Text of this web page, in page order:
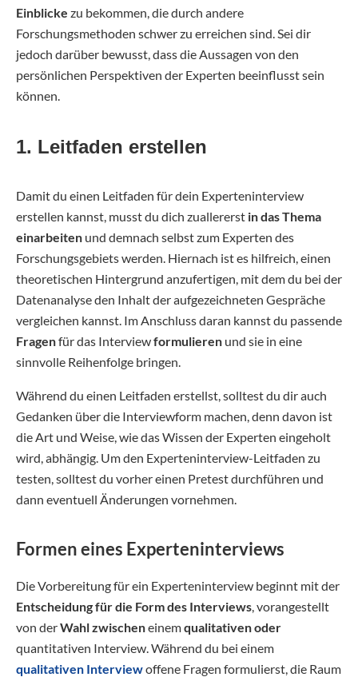
Einblicke zu bekommen, die durch andere
Forschungsmethoden schwer zu erreichen sind. Sei dir
jedoch darüber bewusst, dass die Aussagen von den
persönlichen Perspektiven der Experten beeinflusst sein
können.
1. Leitfaden erstellen
Damit du einen Leitfaden für dein Experteninterview
erstellen kannst, musst du dich zuallererst in das Thema
einarbeiten und demnach selbst zum Experten des
Forschungsgebiets werden. Hiernach ist es hilfreich, einen
theoretischen Hintergrund anzufertigen, mit dem du bei der
Datenanalyse den Inhalt der aufgezeichneten Gespräche
vergleichen kannst. Im Anschluss daran kannst du passende
Fragenfür das Interviewformulieren und sie in eine
sinnvolle Reihenfolge bringen.
Während du einen Leitfaden erstellst, solltest du dir auch
Gedanken über die Interviewform machen, denn davon ist
die Art und Weise, wie das Wissen der Experten eingeholt
wird, abhängig. Um den Experteninterview-Leitfaden zu
testen, solltest du vorher einen Pretest durchführen und
dann eventuell Änderungen vornehmen.
Formen eines Experteninterviews
Die Vorbereitung für ein Experteninterview beginnt mit der
Entscheidung für die Form des Interviews, vorangestellt
von derWahl zwischeneinemqualitativen oder
quantitativen Interview. Während du bei einem
qualitativen Interviewoffene Fragen formulierst, die Raum